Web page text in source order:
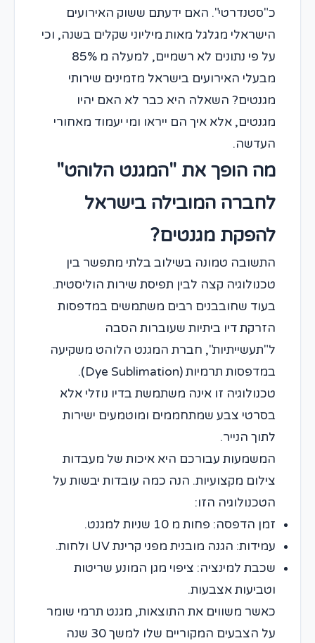
כ"סטנדרטי". האם ידעתם ששוק האירועים
הישראלי מגלגל מאות מיליוני שקלים בשנה, וכי
על פי נתונים לא רשמיים, למעלה מ 85%
מבעלי האירועים בישראל מזמינים שירותי
מגנטים? השאלה היא כבר לא האם יהיו
מגנטים, אלא איך הם ייראו ומי יעמוד מאחורי
העדשה.
מה הופך את "המגנט הלוהט"
לחברה המובילה בישראל
להפקת מגנטים?
התשובה טמונה בשילוב בלתי מתפשר בין
טכנולוגיה קצה לבין תפיסת שירות הוליסטית.
בעוד שחובבנים רבים משתמשים במדפסות
הזרקת דיו ביתיות שעוברות הסבה
ל"תעשייתיות", חברת המגנט הלוהט משקיעה
במדפסות תרמיות (Dye Sublimation).
טכנולוגיה זו אינה משתמשת בדיו נוזלי אלא
בסרטי צבע שמתחממים ומוטמעים ישירות
לתוך הנייר.
המשמעות עבורכם היא איכות של מעבדות
צילום מקצועיות. הנה כמה עובדות יבשות על
הטכנולוגיה הזו:
זמן הדפסה: פחות מ 10 שניות למגנט.
עמידות: הגנה מובנית מפני קרינת UV ולחות.
שכבת למינציה: ציפוי מגן המונע שריטות
וטביעות אצבעות.
כאשר משווים את התוצאות, מגנט תרמי שומר
על הצבעים המקוריים שלו למשך 30 שנה